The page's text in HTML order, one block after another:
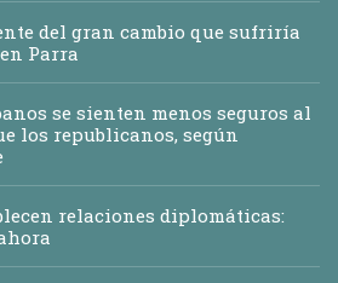
del gran cambio que sufriría
Parra
se sienten menos seguros al
los republicanos, según
relaciones diplomáticas: